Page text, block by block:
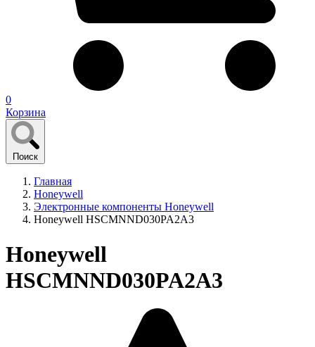
0
Корзина
Поиск
Главная
Honeywell
Электронные компоненты Honeywell
Honeywell HSCMNND030PA2A3
Honeywell
HSCMNND030PA2A3